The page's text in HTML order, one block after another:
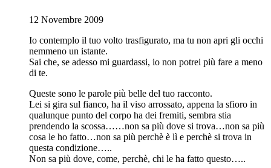
12 Novembre 2009
Io contemplo il tuo volto trasfigurato, ma tu non apri gli occhi
nemmeno un istante.
Sai che, se adesso mi guardassi, io non potrei più fare a meno
di te.
Queste sono le parole più belle del tuo racconto.
Lei si gira sul fianco, ha il viso arrossato, appena la sfioro in
qualunque punto del corpo ha dei fremiti, sembra stia
prendendo la scossa……non sa più dove si trova…non sa più
cosa le ho fatto…non sa più perchè è lì e perchè si trova in
questa condizione…..
Non sa più dove, come, perchè, chi le ha fatto questo…..